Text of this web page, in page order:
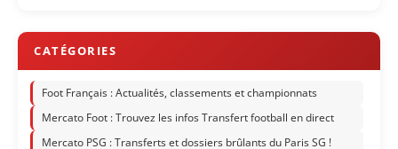
Foot Français : Actualités, classements et championnats
Mercato Foot : Trouvez les infos Transfert football en direct
Mercato PSG : Transferts et dossiers brûlants du Paris SG !